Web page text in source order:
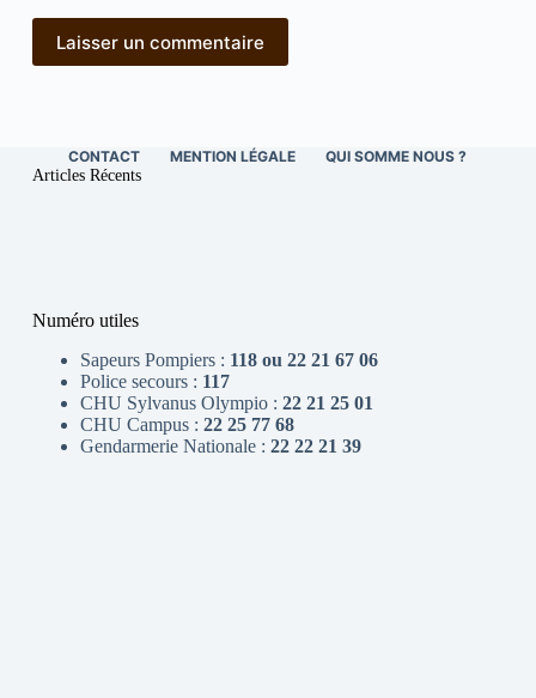
Laisser un commentaire
CONTACT MENTION LÉGALE QUI SOMME NOUS ?
Articles Récents
Numéro utiles
Sapeurs Pompiers : 118 ou 22 21 67 06
Police secours : 117
CHU Sylvanus Olympio : 22 21 25 01
CHU Campus : 22 25 77 68
Gendarmerie Nationale : 22 22 21 39